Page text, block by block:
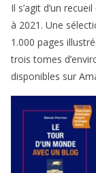
Il s’agit d’un
à 2021 . Une
1 .000 pages
trois tomes
dis­po­nibles sur